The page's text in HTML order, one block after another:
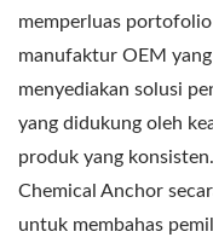
memperluas
manufaktur OEM
menyediakan solusi
yang didukung oleh
produk yang
Chemical Anchor
untuk membahas